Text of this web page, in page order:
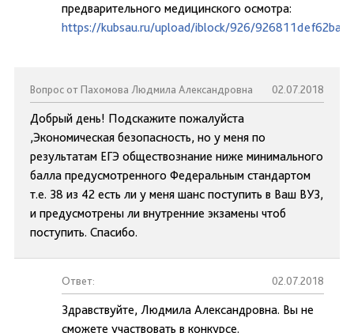
предварительного медицинского осмотра:
https://kubsau.ru/upload/iblock/926/
Вопрос от Пахомова Людмила Александровна 02.07.2018
Добрый день! Подскажите пожалуйста
,Экономическая безопасность, но у меня по
результатам ЕГЭ обществознание ниже минимального
балла предусмотренного Федеральным стандартом
т.е. 38 из 42 есть ли у меня шанс поступить в Ваш ВУЗ,
и предусмотрены ли внутренние экзамены чтоб
поступить. Спасибо.
Ответ: 02.07.2018
Здравствуйте, Людмила Александровна. Вы не
сможете участвовать в конкурсе.